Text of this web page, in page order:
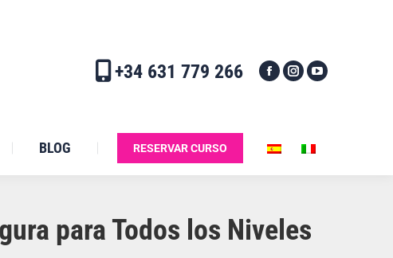
+34 631 779 266
BLOG RESERVAR CURSO
para Todos los Niveles